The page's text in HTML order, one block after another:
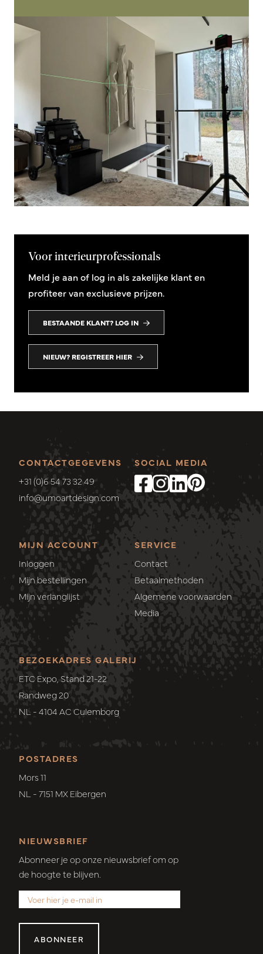
Voor interieurprofessionals
Meld je aan of log in als zakelijke klant en
profiteer van exclusieve prijzen.
BESTAANDE KLANT? LOG IN
NIEUW? REGISTREER HIER
CONTACTGEGEVENS
+31 (0)6 54 73 32 49
info@umoartdesign.com
MIJN ACCOUNT
Inloggen
Mijn bestellingen
Mijn verlanglijst
SERVICE
Contact
Betaalmethoden
Algemene voorwaarden
Media
SOCIAL MEDIA
POSTADRES
Mors 11
NL - 7151 MX Eibergen
BEZOEKADRES GALERIJ
ETC Expo, Stand 21-22
Randweg 20
NL - 4104 AC Culemborg
NIEUWSBRIEF
Abonneer je op onze nieuwsbrief om op
de hoogte te blijven.
ABONNEER